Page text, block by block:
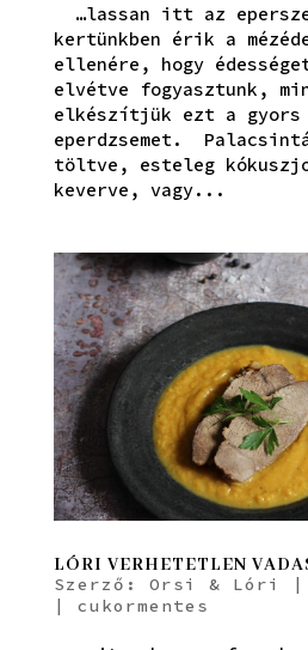
…lassan itt az
kertünkben érik a
ellenére, hogy
elvétve fogyasztunk,
elkészítjük ezt a gyors
eperdzsemet.
töltve, esteleg
keverve, vagy...
LÓRI VERHETETLEN
Szerző: Orsi & Lóri |
| cukormentes